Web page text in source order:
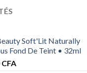
Soft'Lit Naturally
Fond De Teint • 32ml
CFA